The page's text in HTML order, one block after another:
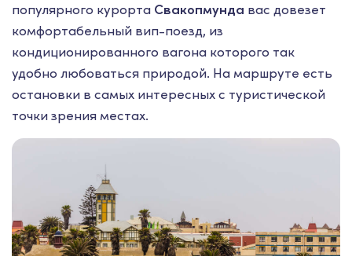
популярного курорта Свакопмунда вас довезет
комфортабельный вип-поезд, из
кондиционированного вагона которого так
удобно любоваться природой. На маршруте есть
остановки в самых интересных с туристической
точки зрения местах.